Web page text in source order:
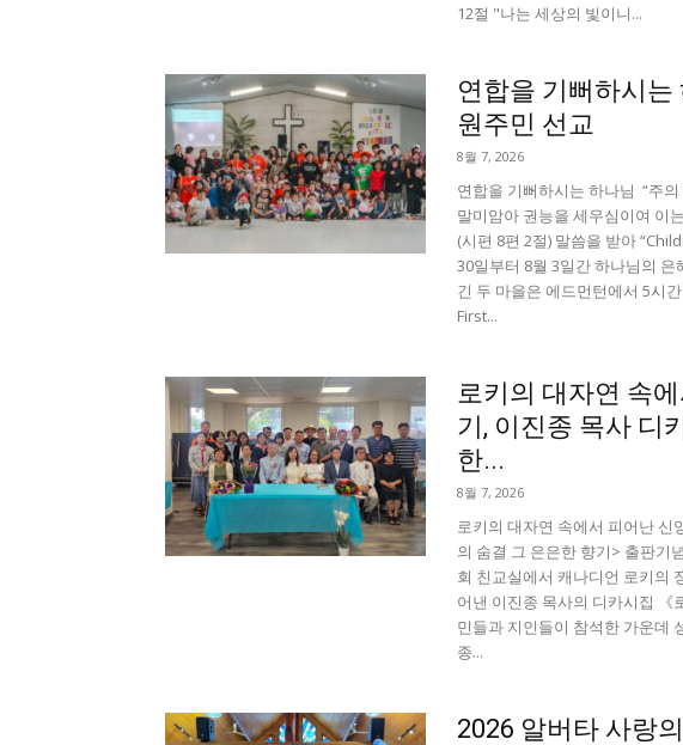
12절 "나는 세상의 빛이니...
연합을 기뻐하시는
원주민 선교
8월 7, 2026
연합을 기뻐하시는 하나님 “주
말미암아 권능을 세우심이여 이
(시편 8편 2절) 말씀을 받아
30일부터 8월 3일간 하나님의
긴 두 마을은 에드먼턴에서 5시
First...
로키의 대자연 속
기, 이진종 목사 디
한...
8월 7, 2026
로키의 대자연 속에서 피어난 신
의 숨결 그 은은한 향기> 출판기
회 친교실에서 캐나디언 로키의
어낸 이진종 목사의 디카시집 《
민들과 지인들이 참석한 가운데
종...
2026 알버타 사랑